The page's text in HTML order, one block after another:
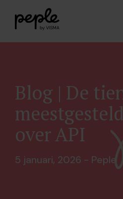
Blog | De
over API
5 januari, 2026 - Peple